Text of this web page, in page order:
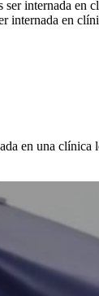
internada en
en una clínica